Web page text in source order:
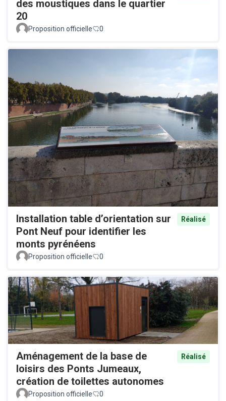
des moustiques dans le quartier
20
Proposition officielle 0
Installation table d’orientation sur
Pont Neuf pour identifier les
monts pyrénéens
Réalisé
Proposition officielle 0
Aménagement de la base de
loisirs des Ponts Jumeaux,
création de toilettes autonomes
Réalisé
Proposition officielle 0